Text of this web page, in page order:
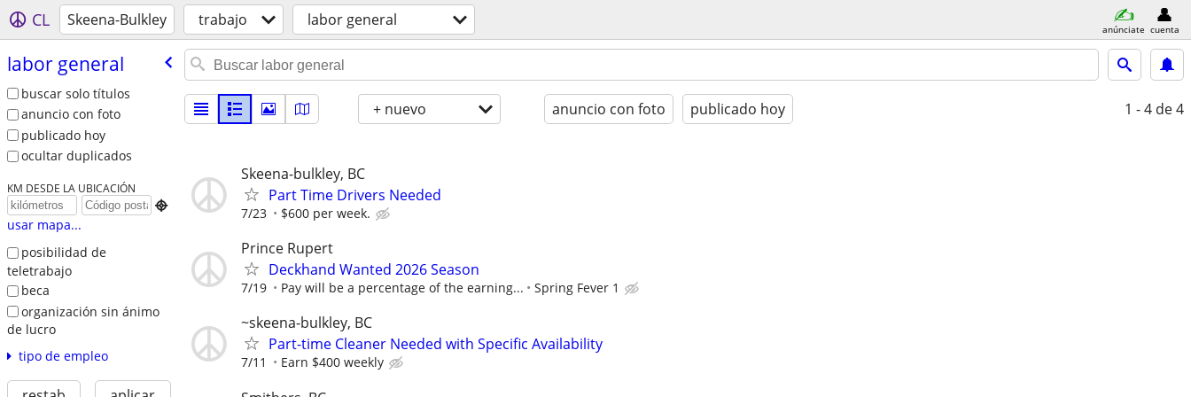
CL Skeena-Bulkley trabajo labor general anúnciate cuenta
labor general
buscar solo títulos
anuncio con foto
publicado hoy
ocultar duplicados
KM DESDE LA UBICACIÓN

usar mapa...
posibilidad de
teletrabajo
beca
organización sin ánimo
de lucro
tipo de empleo
+ nuevo anuncio con foto publicado hoy 1 - 4 de 4
Skeena-bulkley, BC
Part Time Drivers Needed
7/23 $600 per week.
Prince Rupert
Deckhand Wanted 2026 Season
7/19 Pay will be a percentage of the earning... Spring Fever 1
~skeena-bulkley, BC
Part-time Cleaner Needed with Specific Availability
7/11 Earn $400 weekly